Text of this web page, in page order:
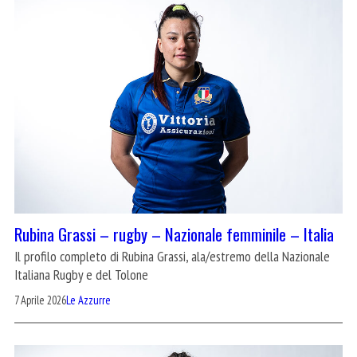
Rubina Grassi – rugby – Nazionale femminile – Italia
Il profilo completo di Rubina Grassi, ala/estremo della Nazionale
Italiana Rugby e del Tolone
7 Aprile 2026Le Azzurre